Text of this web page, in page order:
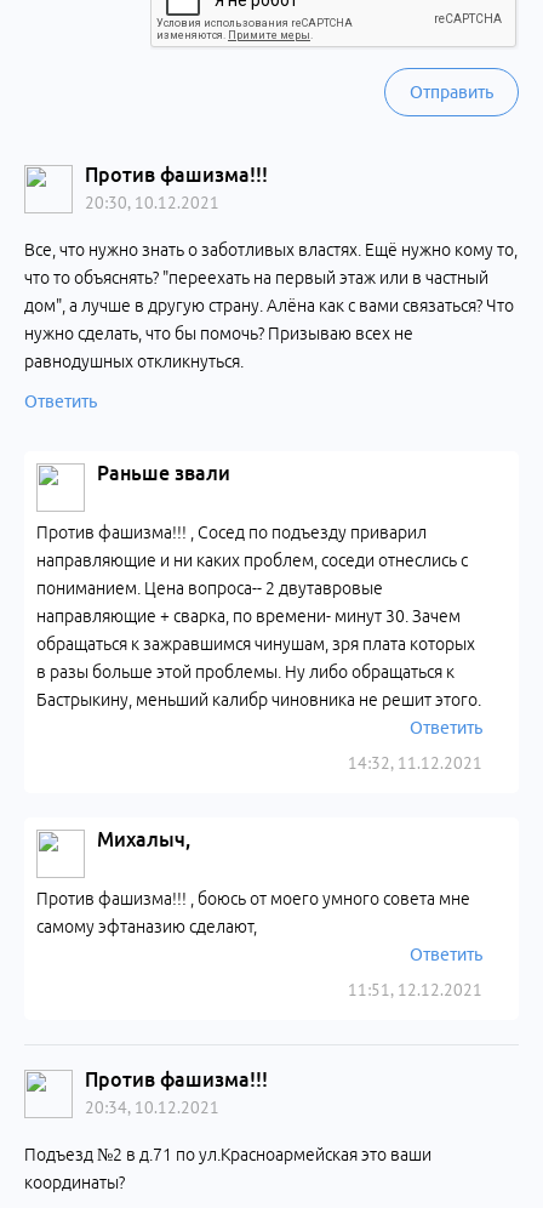
Отправить
Против фашизма!!!
20:30, 10.12.2021
Все, что нужно знать о заботливых властях. Ещё нужно кому то,
что то объяснять? "переехать на первый этаж или в частный
дом", а лучше в другую страну. Алёна как с вами связаться? Что
нужно сделать, что бы помочь? Призываю всех не
равнодушных откликнуться.
Ответить
Раньше звали
14:32, 11.12.2021
Против фашизма!!! , Сосед по подъезду приварил
направляющие и ни каких проблем, соседи отнеслись с
пониманием. Цена вопроса-- 2 двутавровые
направляющие + сварка, по времени- минут 30. Зачем
обращаться к зажравшимся чинушам, зря плата которых
в разы больше этой проблемы. Ну либо обращаться к
Бастрыкину, меньший калибр чиновника не решит этого.
Ответить
Михалыч,
11:51, 12.12.2021
Против фашизма!!! , боюсь от моего умного совета мне
самому эфтаназию сделают,
Ответить
Против фашизма!!!
20:34, 10.12.2021
Подъезд №2 в д.71 по ул.Красноармейская это ваши
координаты?